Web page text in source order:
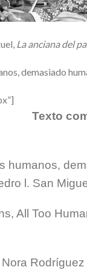
La anciana del
demasiado
Texto
humanos,
l. San
All Too
Nora Rodríguez